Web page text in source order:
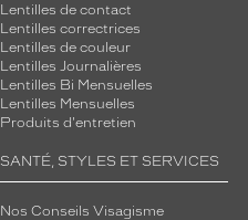
Lentilles de contact
Lentilles correctrices
Lentilles de couleur
Lentilles Journalières
Lentilles Bi Mensuelles
Lentilles Mensuelles
Produits d'entretien
SANTÉ, STYLES ET SERVICES
Nos Conseils Visagisme